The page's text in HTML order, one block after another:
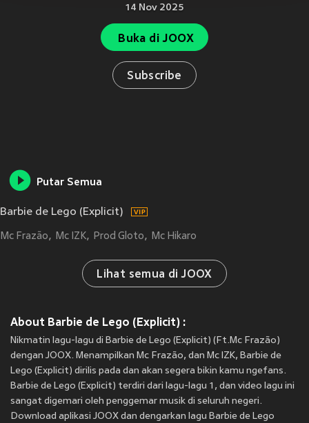
14 Nov 2025
Buka di JOOX
Subscribe
Putar Semua
Barbie de Lego (Explicit)
Mc Frazão Mc IZK Prod Gloto Mc Hikaro
Lihat semua di JOOX
About Barbie de Lego (Explicit) :
Nikmatin lagu-lagu di Barbie de Lego (Explicit) (Ft.Mc Frazão)
dengan JOOX. Menampilkan Mc Frazão, dan Mc IZK, Barbie de
Lego (Explicit) dirilis pada dan akan segera bikin kamu ngefans.
Barbie de Lego (Explicit) terdiri dari lagu-lagu 1, dan video lagu ini
sangat digemari oleh penggemar musik di seluruh negeri.
Download aplikasi JOOX dan dengarkan lagu Barbie de Lego